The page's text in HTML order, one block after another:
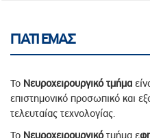
ΓΙΑΤΙ ΕΜΑΣ
Το Νευροχειρουργικό τμήμα
επιστημονικό προσωπικό και
τελευταίας τεχνολογίας.
Το Νευροχειρουργικότμήμα ε